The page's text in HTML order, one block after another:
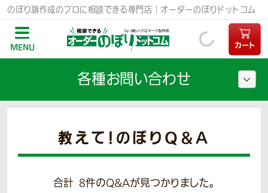
のぼり旗作成のプロに相談できる専門店｜オーダーのぼりドットコム
MENU カート
教えて！のぼりQ＆A
合計 8件のQ&Aが見つかりました。
各種お問い合わせ